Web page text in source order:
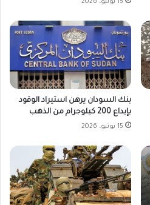
15 يونيو، 2026
بنك السودان يرهن استيراد الوقود
بإيداع 200 كيلوجرام من الذهب
15 يونيو، 2026